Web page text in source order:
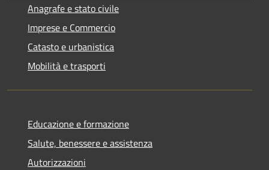
Anagrafe e stato civile
Imprese e Commercio
Catasto e urbanistica
Mobilità e trasporti
Educazione e formazione
Salute, benessere e assistenza
Autorizzazioni